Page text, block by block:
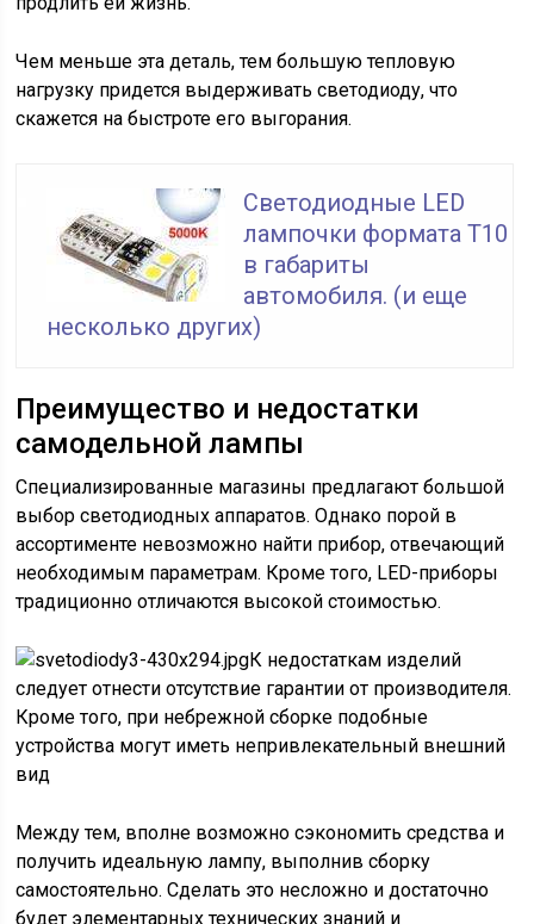
Чем меньше эта деталь, тем большую тепловую
нагрузку придется выдерживать светодиоду, что
скажется на быстроте его выгорания.
Светодиодные LED
лампочки формата T10
в габариты
автомобиля. (и еще
несколько других)
Преимущество и недостатки
самодельной лампы
Специализированные магазины предлагают большой
выбор светодиодных аппаратов. Однако порой в
ассортименте невозможно найти прибор, отвечающий
необходимым параметрам. Кроме того, LED-приборы
традиционно отличаются высокой стоимостью.
К недостаткам изделий
следует отнести отсутствие гарантии от производителя.
Кроме того, при небрежной сборке подобные
устройства могут иметь непривлекательный внешний
вид
Между тем, вполне возможно сэкономить средства и
получить идеальную лампу, выполнив сборку
самостоятельно. Сделать это несложно и достаточно
будет элементарных технических знаний и